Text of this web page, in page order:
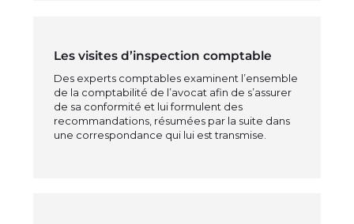
Les visites d’inspection comptable
Des experts comptables examinent l’ensemble
de la comptabilité de l’avocat afin de s’assurer
de sa conformité et lui formulent des
recommandations, résumées par la suite dans
une correspondance qui lui est transmise.